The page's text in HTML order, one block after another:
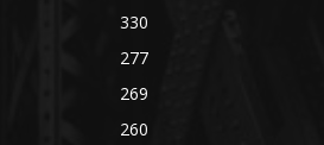
330
277
269
260